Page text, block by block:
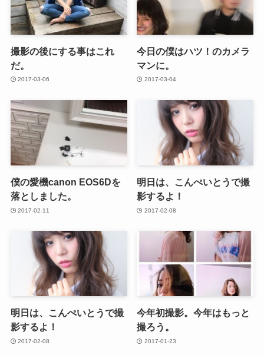
撮影の後にする事はこれ
だ。
2017-03-06
今日の僕はハツ！のカメラ
マンに。
2017-03-04
僕の愛機canon EOS6Dを
落としました。
2017-02-11
明日は、こんぺいとうで撮
影するよ！
2017-02-08
明日は、こんぺいとうで撮
影するよ！
2017-02-08
今年初撮影。今年はもっと
撮ろう。
2017-01-23